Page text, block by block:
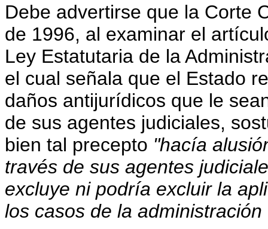
Debe advertirse que la Corte
de 1996, al examinar el
Ley Estatutaria de la
el cual señala que el Estado
daños antijurídicos que le
de sus agentes judiciales,
bien tal precepto "hacía
través de sus agentes
excluye ni podría excluir la
los casos de la